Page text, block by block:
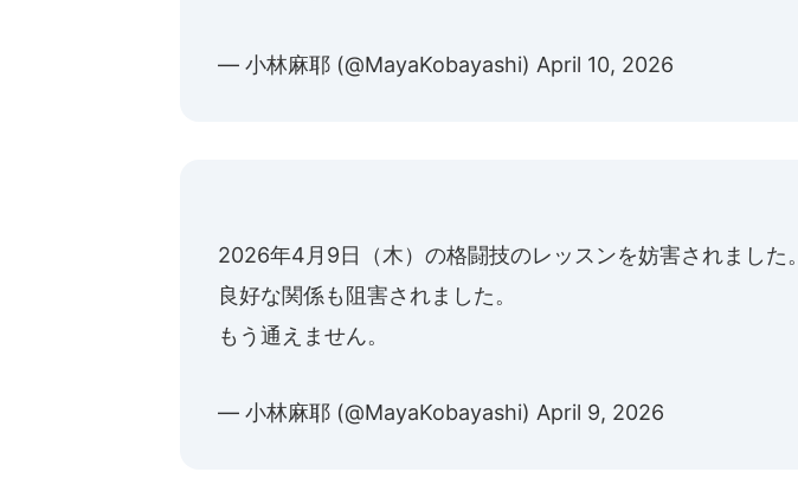
— 小林麻耶 (@MayaKobayashi) April 10, 2026
2026年4月9日（木）の格闘技のレッスンを妨害されました。
良好な関係も阻害されました。
もう通えません。
— 小林麻耶 (@MayaKobayashi) April 9, 2026